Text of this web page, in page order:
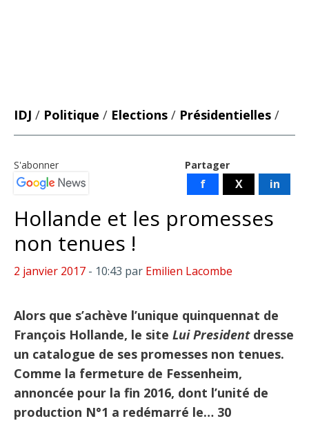
IDJ / Politique / Elections / Présidentielles /
Partager
f X in
S'abonner
Hollande et les promesses
non tenues !
2 janvier 2017 - 10:43 par Emilien Lacombe
Alors que s’achève l’unique quinquennat de
François Hollande, le site Lui Presidentdresse
un catalogue de ses promesses non tenues.
Comme la fermeture de Fessenheim,
annoncée pour la fin 2016, dont l’unité de
production N°1 a redémarré le… 30